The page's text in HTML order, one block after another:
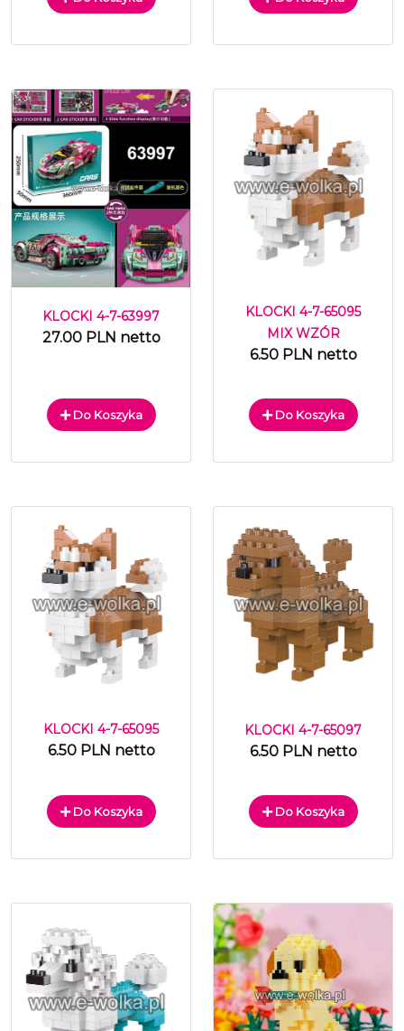
KLOCKI 4-7-63997
27.00 PLN netto
Do Koszyka
KLOCKI 4-7-65095
MIX WZÓR
6.50 PLN netto
Do Koszyka
KLOCKI 4-7-65095
6.50 PLN netto
Do Koszyka
KLOCKI 4-7-65097
6.50 PLN netto
Do Koszyka